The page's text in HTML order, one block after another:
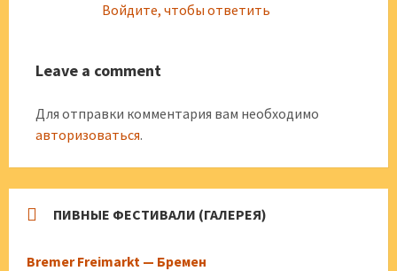
Войдите, чтобы ответить
Leave a comment
Для отправки комментария вам необходимо
авторизоваться.
ПИВНЫЕ ФЕСТИВАЛИ (ГАЛЕРЕЯ)
Bremer Freimarkt — Бремен